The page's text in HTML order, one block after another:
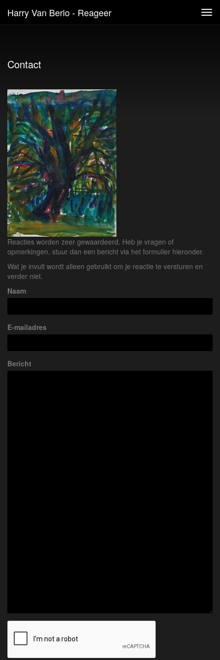
Harry Van Berlo - Reageer
Contact
Reacties worden zeer gewaardeerd. Heb je vragen of
opmerkingen, stuur dan een bericht via het formulier hieronder.
Wat je invult wordt alleen gebruikt om je reactie te versturen en
verder niet.
Naam
E-mailadres
Bericht